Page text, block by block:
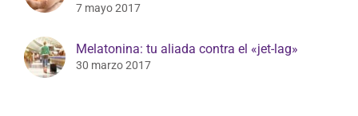
7 mayo 2017
Melatonina: tu aliada contra el «jet-lag»
30 marzo 2017